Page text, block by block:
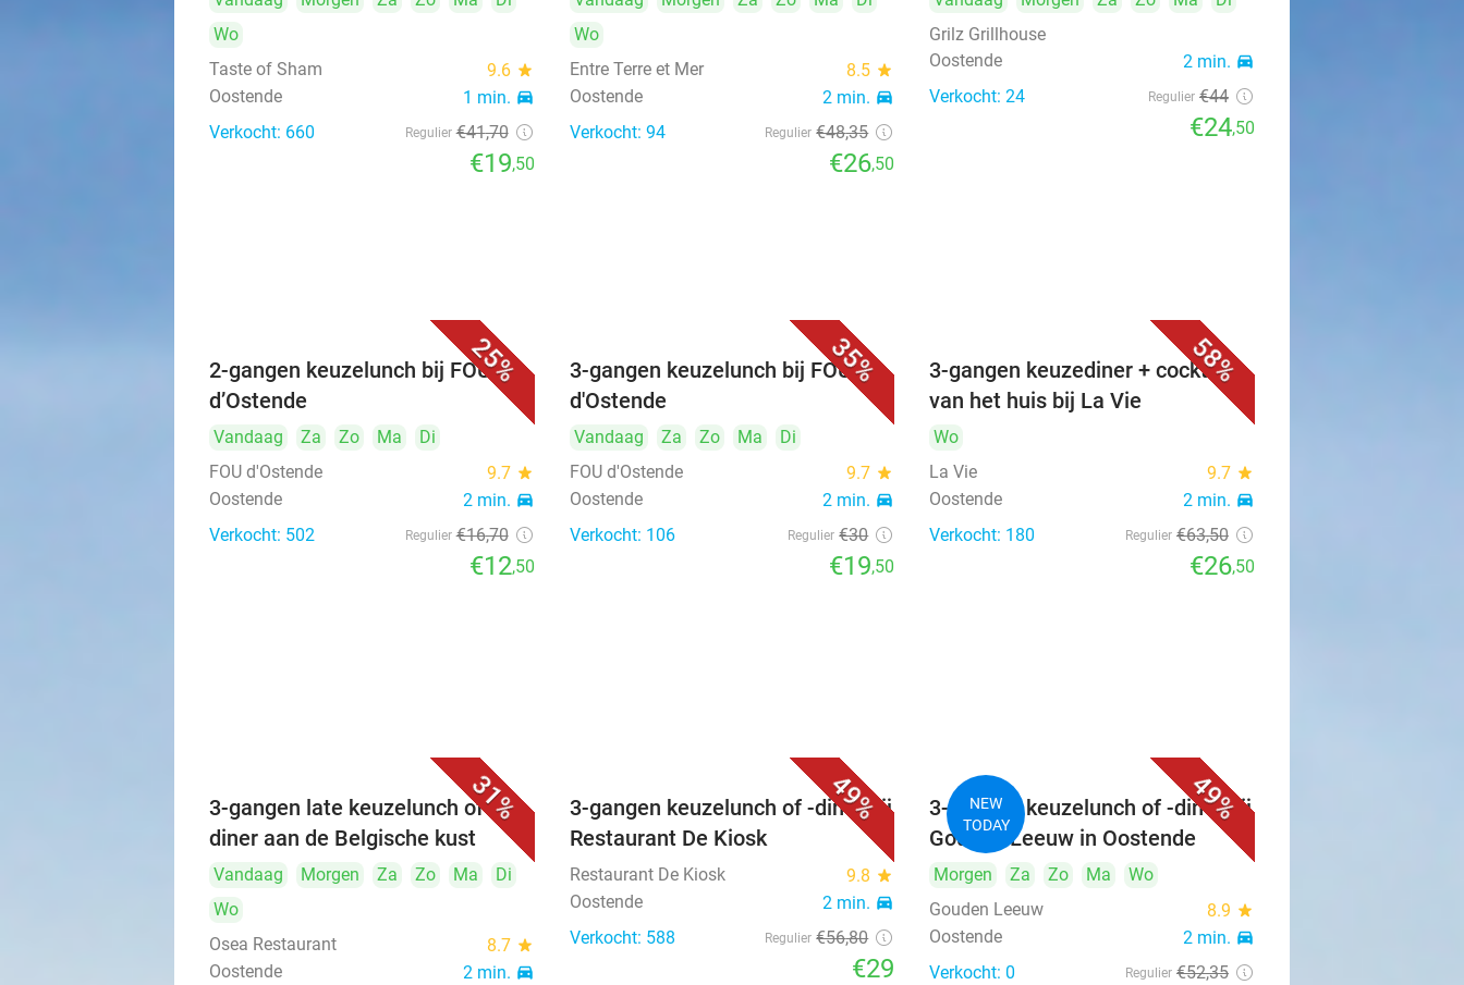
Wo
Taste of Sham
9.6 star
Oostende 1 min. directions_car
Verkocht: 660 Regulier €41,70
€19,50
Wo
Entre Terre et Mer
8.5 star
Oostende 2 min. directions_car
Verkocht: 94 Regulier €48,35
€26,50
Grilz Grillhouse
Oostende
2 min. directions_car
Verkocht: 24 Regulier €44
€24,50
25%
2-gangen keuzelunch bij FOU
d’Ostende
Vandaag Za Zo Ma
Di
FOU d'Ostende
9.7 star
Oostende 2 min. directions_car
Verkocht: 502 Regulier €16,70
€12,50
35%
3-gangen keuzelunch bij FOU
d'Ostende
Vandaag Za Zo Ma
Di
FOU d'Ostende
9.7 star
Oostende 2 min. directions_car
Verkocht: 106 Regulier €30
€19,50
58%
3-gangen keuzediner + cocktail
van het huis bij La Vie
Wo
La Vie
9.7 star
Oostende 2 min. directions_car
Verkocht: 180 Regulier €63,50
€26,50
31%
3-gangen late keuzelunch of -
diner aan de Belgische kust
Vandaag Morgen Za Zo Ma
Di
Wo
Osea Restaurant
8.7 star
Oostende 2 min. directions_car
49%
3-gangen keuzelunch of -diner bij
Restaurant De Kiosk
Restaurant De Kiosk 9.8 star
Oostende 2 min. directions_car
Verkocht: 588 Regulier €56,80
€29
49%
NEW
TODAY
3-gangen keuzelunch of -diner bij
Gouden Leeuw in Oostende
Morgen Za Zo Ma
Wo
Gouden Leeuw
8.9 star
Oostende 2 min. directions_car
Verkocht: 0 Regulier €52,35